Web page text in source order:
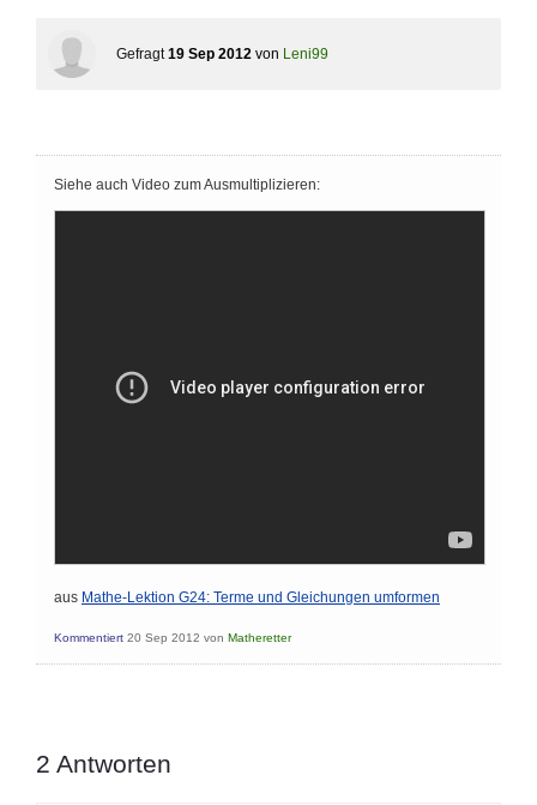
Gefragt 19 Sep 2012 von Leni99
Siehe auch Video zum Ausmultiplizieren:
aus Mathe-Lektion G24: Terme und Gleichungen umformen
Kommentiert 20 Sep 2012 von Matheretter
2 Antworten